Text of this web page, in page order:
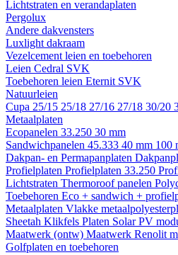
Lichtstraten en verandaplaten
Pergolux
Andere dakvensters
Luxlight dakraam
Vezelcement leien en toebehoren
Leien Cedral SVK
Toebehoren leien Eternit SVK
Natuurleien
Cupa 25/15 25/18 27/16 27/18 30/20
Metaalplaten
Ecopanelen 33.250 30 mm
Sandwichpanelen 45.333 40 mm 100
Dakpan- en Permapanplaten
Profielplaten Profielplaten 33.250
Lichtstraten Thermoroof panelen
Toebehoren Eco + sandwich +
Metaalplaten Vlakke
Sheetah Klikfels Platen Solar PV
Maatwerk (ontw) Maatwerk Renolit
Golfplaten en toebehoren